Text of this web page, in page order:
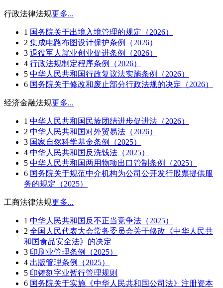
行政法律法规更多...
1 国务院关于出境入境管理的规定（2026）
2 集成电路布图设计保护条例（2026）
3 退役军人就业创业促进条例（2026）
4 行政法规制定程序条例（2026）
5 中华人民共和国行政复议法实施条例（2026）
6 国务院关于修改和废止部分行政法规的决定（2026）
经济金融法规更多...
1 中华人民共和国民族团结进步促进法（2026）
2 中华人民共和国对外贸易法（2026）
3 国家自然科学基金条例（2025）
4 中华人民共和国反洗钱法（2025）
5 中华人民共和国两用物项出口管制条例（2025）
6 国务院关于规范中介机构为公司公开发行股票提供服
务的规定（2025）
工商法律法规更多...
1 中华人民共和国反不正当竞争法（2025）
2 全国人民代表大会常务委员会关于修改《中华人民共
和国食品安全法》的决定
3 印刷业管理条例（2025）
4 出版管理条例（2025）
5 印铸刻字业暂行管理规则
6 国务院关于实施《中华人民共和国公司法》注册资本